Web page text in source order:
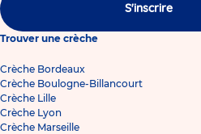
S'inscrire
Trouver une crèche
Crèche Bordeaux
Crèche Boulogne-Billancourt
Crèche Lille
Crèche Lyon
Crèche Marseille